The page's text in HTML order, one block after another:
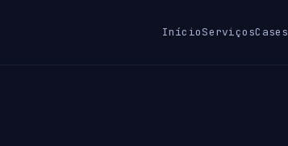
InícioServiçosCases